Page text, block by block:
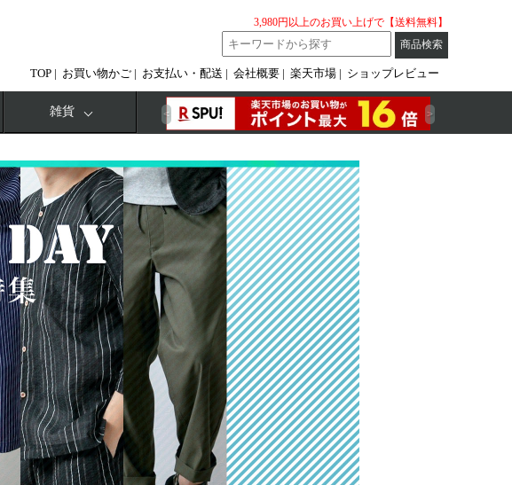
3,980円以上のお買い上げで【送料無料】
TOP お買い物かご お支払い・配送 会社概要 楽天市場 ショップレビュー
雑貨